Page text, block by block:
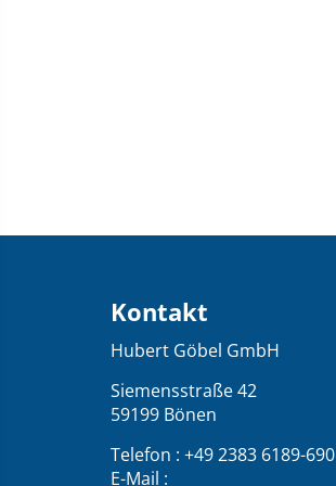
Kontakt
und
Übersicht
über
die
Webseite
Kontakt
Hubert Göbel GmbH
Siemensstraße 42
59199 Bönen
Telefon : +49 2383 6189-690
E-Mail :